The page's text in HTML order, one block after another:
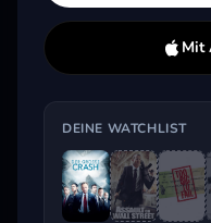
Mit
DEINE WATCHLIST